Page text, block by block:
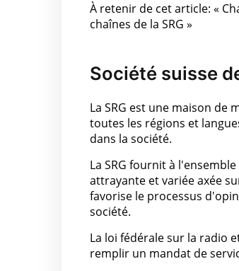
À retenir de cet article: «
chaînes de la SRG »
Société suisse
La SRG est une maison
toutes les régions et
dans la société.
La SRG fournit à
attrayante et variée axée
favorise le processus
société.
La loi fédérale sur la radio
remplir un mandat de